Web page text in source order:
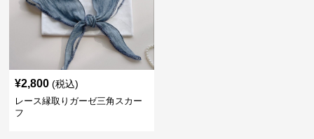
¥2,800 (税込)
レース縁取りガーゼ三角スカー
フ